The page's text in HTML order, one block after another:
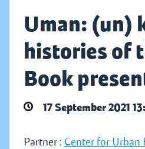
Uman: (un)
histories of
Book
17 September 2021
Partner : Center for Urban